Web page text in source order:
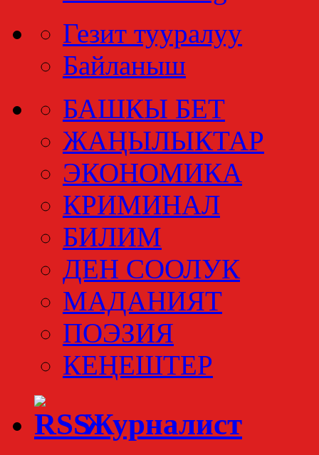
Гезит тууралуу
Байланыш
БАШКЫ БЕТ
ЖАҢЫЛЫКТАР
ЭКОНОМИКА
КРИМИНАЛ
БИЛИМ
ДЕН СООЛУК
МАДАНИЯТ
ПОЭЗИЯ
КЕҢЕШТЕР
Журналист